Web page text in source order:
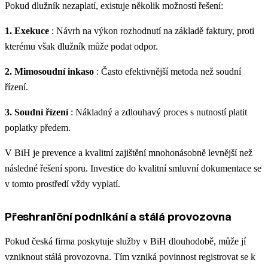
Pokud dlužník nezaplatí, existuje několik možností řešení:
1. Exekuce : Návrh na výkon rozhodnutí na základě faktury, proti
kterému však dlužník může podat odpor.
2. Mimosoudní inkaso : Často efektivnější metoda než soudní
řízení.
3. Soudní řízení : Nákladný a zdlouhavý proces s nutností platit
poplatky předem.
V BiH je prevence a kvalitní zajištění mnohonásobně levnější než
následné řešení sporu. Investice do kvalitní smluvní dokumentace se
v tomto prostředí vždy vyplatí.
Přeshraniční podnikání a stálá provozovna
Pokud česká firma poskytuje služby v BiH dlouhodobě, může jí
vzniknout stálá provozovna. Tím vzniká povinnost registrovat se k